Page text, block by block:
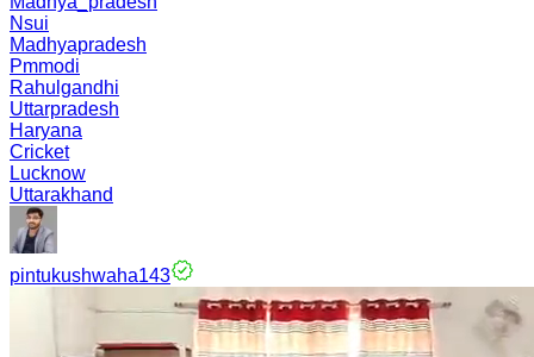
Nsui
Madhyapradesh
Pmmodi
Rahulgandhi
Uttarpradesh
Haryana
Cricket
Lucknow
Uttarakhand
pintukushwaha143